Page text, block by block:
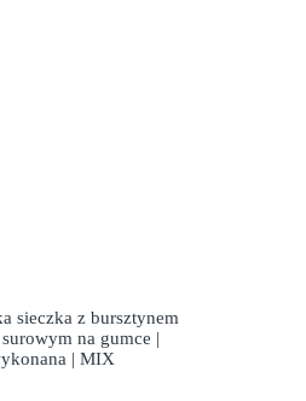
sieczka z bursztynem
na gumce |
| MIX